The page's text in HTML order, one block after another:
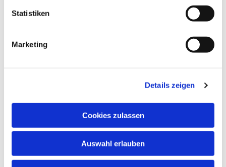
Statistiken
Marketing
Details zeigen
Cookies zulassen
Auswahl erlauben